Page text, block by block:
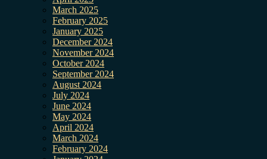
March 2025
February 2025
January 2025
December 2024
November 2024
October 2024
September 2024
August 2024
July 2024
June 2024
May 2024
April 2024
March 2024
February 2024